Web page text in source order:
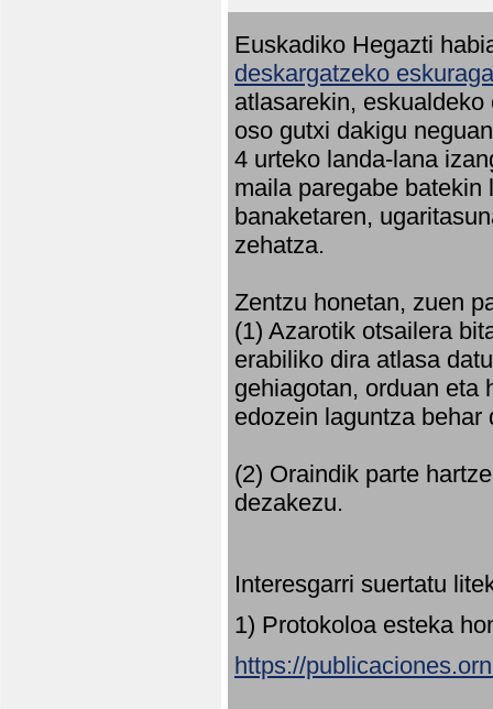
Euskadiko Hegazti
deskargatzeko
atlasarekin,
oso gutxi dakigu
4 urteko landa-lana
maila paregabe
banaketaren,
zehatza.
Zentzu honetan, zuen
(1) Azarotik otsailera
erabiliko dira atlasa
gehiagotan, orduan eta
edozein laguntza behar
(2) Oraindik parte
dezakezu.
Interesgarri suertatu
1) Protokoloa esteka
https://